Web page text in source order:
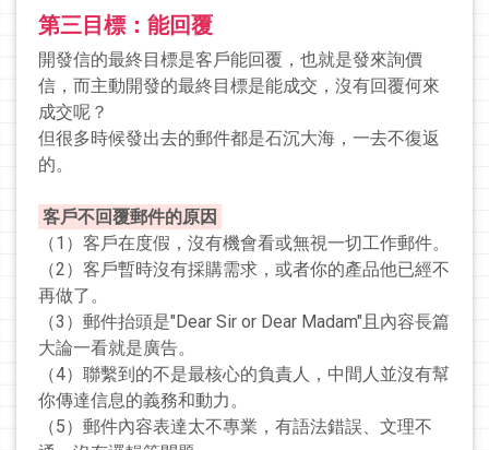
第三目標：能回覆
開發信的最終目標是客戶能回覆，也就是發來詢價
信，而主動開發的最終目標是能成交，沒有回覆何來
成交呢？
但很多時候發出去的郵件都是石沉大海，一去不復返
的。
客戶不回覆郵件的原因
（1）客戶在度假，沒有機會看或無視一切工作郵件。
（2）客戶暫時沒有採購需求，或者你的產品他已經不
再做了。
（3）郵件抬頭是"Dear Sir or Dear Madam"且內容長篇
大論一看就是廣告。
（4）聯繫到的不是最核心的負責人，中間人並沒有幫
你傳達信息的義務和動力。
（5）郵件內容表達太不專業，有語法錯誤、文理不